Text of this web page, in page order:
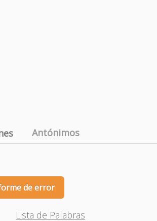
Antónimos
de error
Lista de Palabras